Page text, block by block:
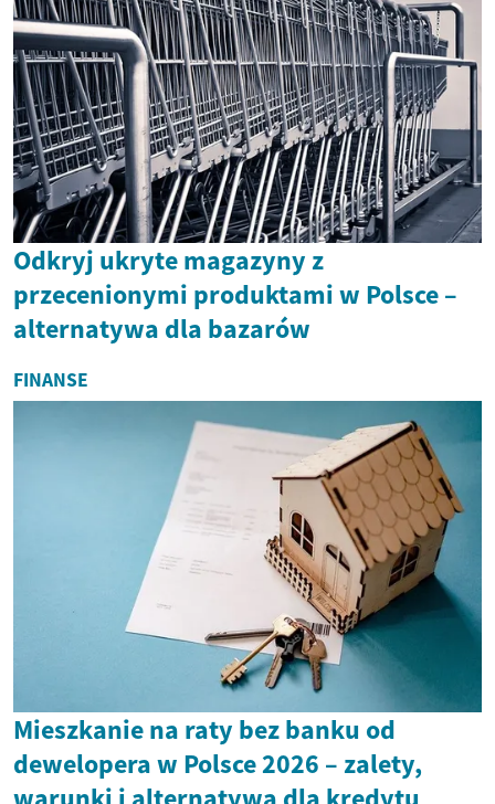
Odkryj ukryte magazyny z
przecenionymi produktami w Polsce –
alternatywa dla bazarów
FINANSE
Mieszkanie na raty bez banku od
dewelopera w Polsce 2026 – zalety,